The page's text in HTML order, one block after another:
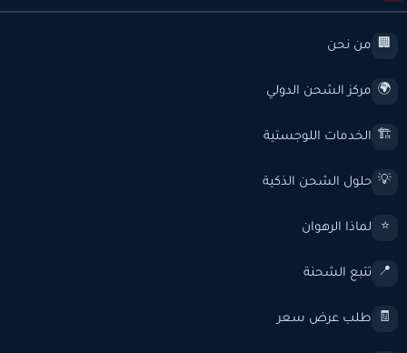
🏢 من نحن
🌍 مركز الشحن الدولي
🏗️ الخدمات اللوجستية
💡 حلول الشحن الذكية
⭐ لماذا الرهوان
📍 تتبع الشحنة
🧾 طلب عرض سعر